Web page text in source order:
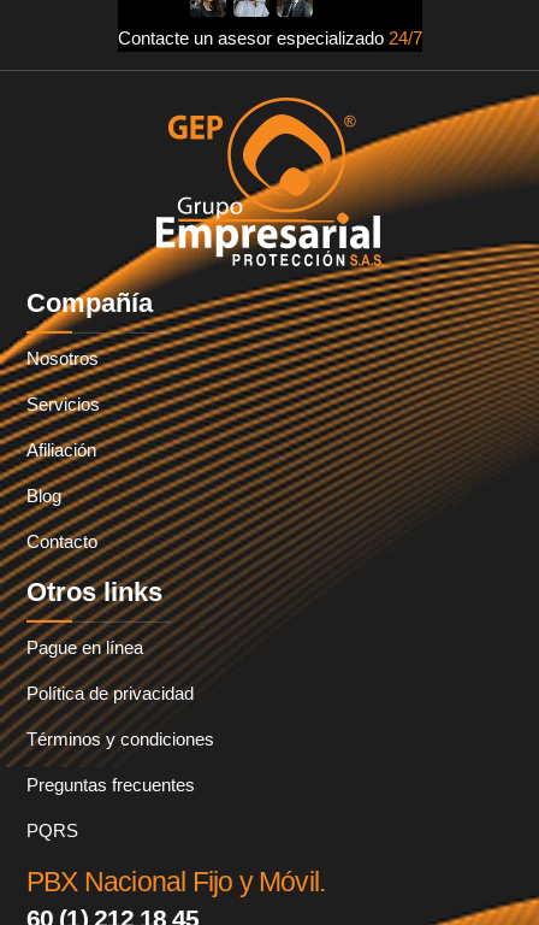
Contacte un asesor especializado 24/7
Compañía
Nosotros
Servicios
Afiliación
Blog
Contacto
Otros links
Pague en línea
Política de privacidad
Términos y condiciones
Preguntas frecuentes
PQRS
PBX Nacional Fijo y Móvil.
60 (1) 212 18 45